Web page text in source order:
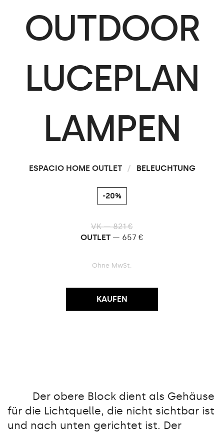
OUTDOOR
LUCEPLAN
LAMPEN
ESPACIO HOME OUTLET / BELEUCHTUNG
-20%
VK — 821 €
OUTLET — 657 €
Ohne MwSt.
KAUFEN
Der obere Block dient als Gehäuse
für die Lichtquelle, die nicht sichtbar ist
und nach unten gerichtet ist. Der